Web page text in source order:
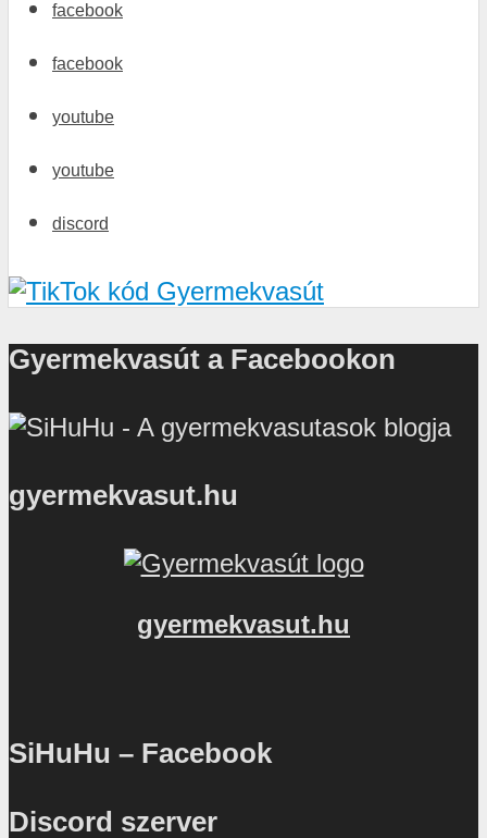
facebook
facebook
youtube
youtube
discord
Gyermekvasút a Facebookon
gyermekvasut.hu
gyermekvasut.hu
SiHuHu – Facebook
Discord szerver